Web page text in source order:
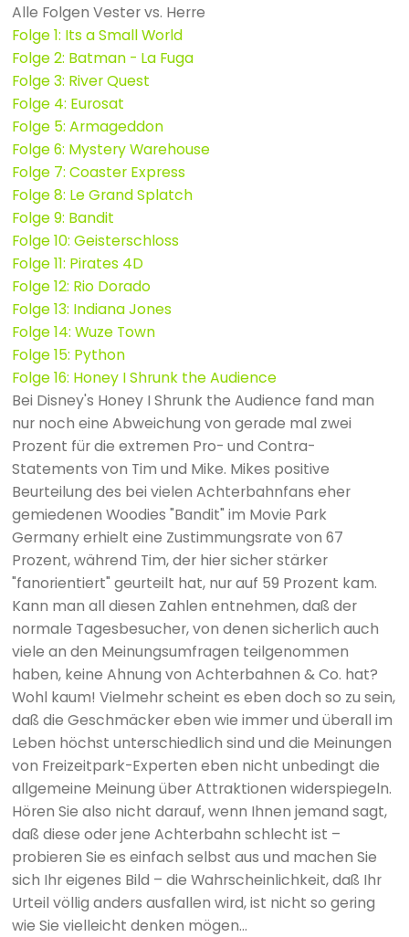
Alle Folgen Vester vs. Herre
Folge 1: Its a Small World
Folge 2: Batman - La Fuga
Folge 3: River Quest
Folge 4: Eurosat
Folge 5: Armageddon
Folge 6: Mystery Warehouse
Folge 7: Coaster Express
Folge 8: Le Grand Splatch
Folge 9: Bandit
Folge 10: Geisterschloss
Folge 11: Pirates 4D
Folge 12: Rio Dorado
Folge 13: Indiana Jones
Folge 14: Wuze Town
Folge 15: Python
Folge 16: Honey I Shrunk the Audience
Bei Disney's Honey I Shrunk the Audience fand man
nur noch eine Abweichung von gerade mal zwei
Prozent für die extremen Pro- und Contra-
Statements von Tim und Mike. Mikes positive
Beurteilung des bei vielen Achterbahnfans eher
gemiedenen Woodies "Bandit" im Movie Park
Germany erhielt eine Zustimmungsrate von 67
Prozent, während Tim, der hier sicher stärker
"fanorientiert" geurteilt hat, nur auf 59 Prozent kam.
Kann man all diesen Zahlen entnehmen, daß der
normale Tagesbesucher, von denen sicherlich auch
viele an den Meinungsumfragen teilgenommen
haben, keine Ahnung von Achterbahnen & Co. hat?
Wohl kaum! Vielmehr scheint es eben doch so zu sein,
daß die Geschmäcker eben wie immer und überall im
Leben höchst unterschiedlich sind und die Meinungen
von Freizeitpark-Experten eben nicht unbedingt die
allgemeine Meinung über Attraktionen widerspiegeln.
Hören Sie also nicht darauf, wenn Ihnen jemand sagt,
daß diese oder jene Achterbahn schlecht ist –
probieren Sie es einfach selbst aus und machen Sie
sich Ihr eigenes Bild – die Wahrscheinlichkeit, daß Ihr
Urteil völlig anders ausfallen wird, ist nicht so gering
wie Sie vielleicht denken mögen...